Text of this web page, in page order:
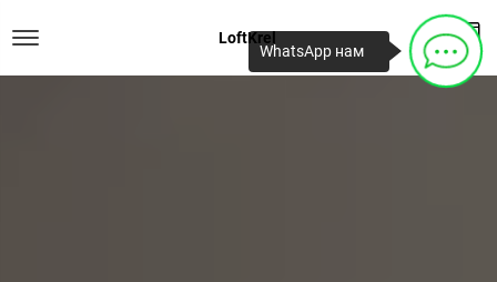
LoftKrel
WhatsApp нам